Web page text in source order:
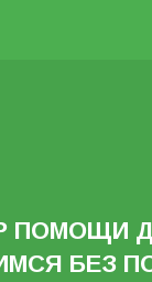
ПОМОЩИ
БЕЗ